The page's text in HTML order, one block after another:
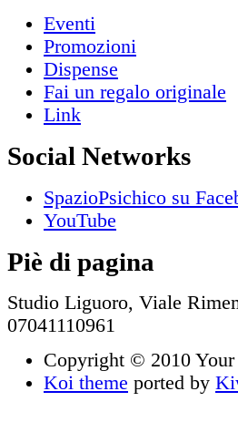
Eventi
Promozioni
Dispense
Fai un regalo originale
Link
Social Networks
SpazioPsichico su
YouTube
Piè di pagina
Studio Liguoro, Viale
07041110961
Copyright © 2010 Your
Koi theme ported by